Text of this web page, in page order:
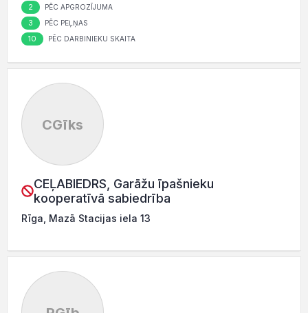
2 PĒC APGROZĪJUMA
3 PĒC PEĻŅAS
10 PĒC DARBINIEKU SKAITA
CGīks
CEĻABIEDRS, Garāžu īpašnieku
kooperatīvā sabiedrība
Rīga, Mazā Stacijas iela 13